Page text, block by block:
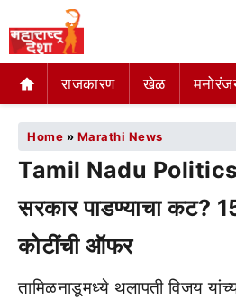
राजकारण खेळ
Home » Marathi News
Tamil Nadu Politics:
सरकार पाडण्याचा कट?
कोटींची ऑफर
तामिळनाडूमध्ये थलापती विजय